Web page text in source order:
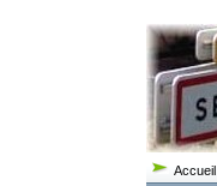
Accueil